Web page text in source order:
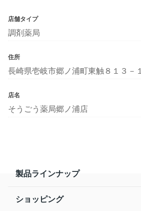
店舗タイプ
調剤薬局
住所
長崎県壱岐市郷ノ浦町東触８１３－１
店名
そうごう薬局郷ノ浦店
製品ラインナップ
ショッピング